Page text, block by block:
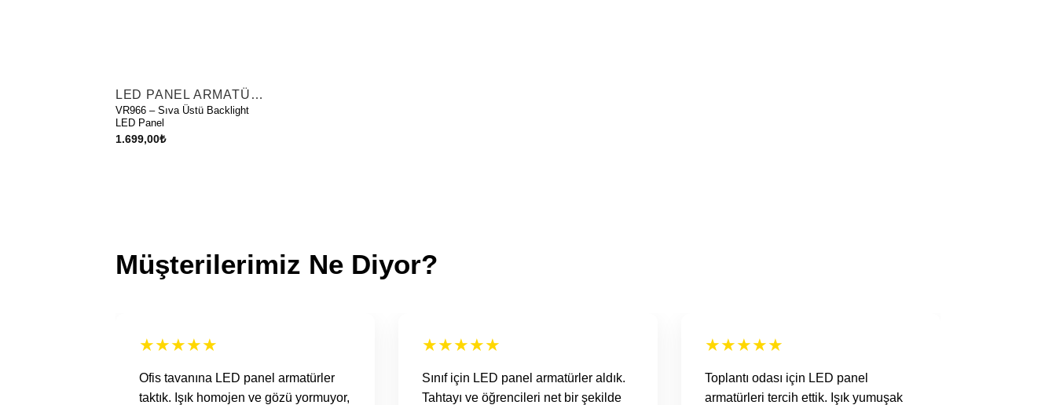
LED PANEL ARMATÜRLER
VR966 – Sıva Üstü Backlight
LED Panel
1.699,00₺
Müşterilerimiz Ne Diyor?
★★★★★
Ofis tavanına LED panel armatürler
taktık. Işık homojen ve gözü yormuyor,
★★★★★
Sınıf için LED panel armatürler aldık.
Tahtayı ve öğrencileri net bir şekilde
★★★★★
Toplantı odası için LED panel
armatürleri tercih ettik. Işık yumuşak